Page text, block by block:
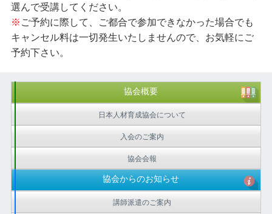
選んで受講してください。
※ ご予約に際して、ご都合で参加できなかった場合でも
キャンセル料は一切発生いたしませんので、お気軽にご
予約下さい。
協会概要
日本人材育成協会について
入会のご案内
協会会報
協会からのお知らせ
講師派遣のご案内